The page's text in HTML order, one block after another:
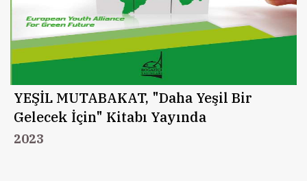
YEŞİL MUTABAKAT, "Daha Yeşil Bir
Gelecek İçin" Kitabı Yayında
2023